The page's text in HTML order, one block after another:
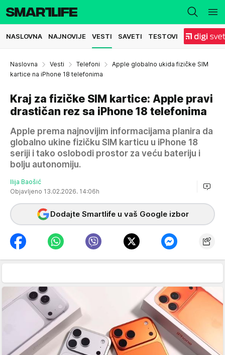
NASLOVNA NAJNOVIJE VESTI SAVETI TESTOVI
Naslovna Vesti Telefoni
Apple globalno ukida fizičke SIM
kartice na iPhone 18 telefonima
Kraj za fizičke SIM kartice: Apple pravi
drastičan rez sa iPhone 18 telefonima
Apple prema najnovijim informacijama planira da
globalno ukine fizičku SIM karticu u iPhone 18
seriji i tako oslobodi prostor za veću bateriju i
bolju autonomiju.
Ilija Baošić
Objavljeno 13.02.2026. 14:06h
Dodajte Smartlife u vaš Google izbor